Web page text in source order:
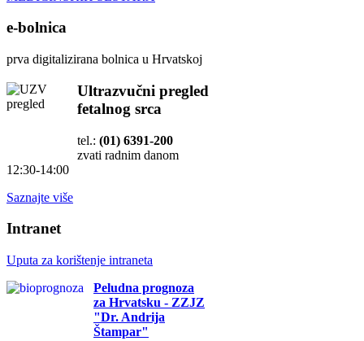
e-bolnica
prva digitalizirana bolnica u Hrvatskoj
Ultrazvučni pregled
fetalnog srca
tel.: (01) 6391-200
zvati radnim danom
12:30-14:00
Saznajte više
Intranet
Uputa za korištenje intraneta
Peludna prognoza
za Hrvatsku - ZZJZ
"Dr. Andrija
Štampar"